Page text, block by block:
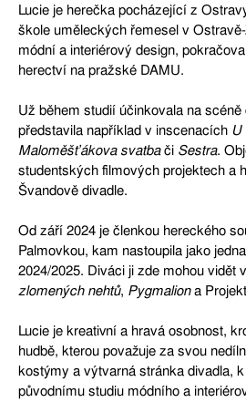
Lucie je herečka pocházející z
škole uměleckých řemesel v
módní a interiérový design,
herectví na pražské DAMU.
Už během studií účinkovala na
představila například v inscenacích U
Maloměšťákova svatbači Sestra.
studentských filmových projektech a
Švandově divadle.
Od září 2024 je členkou hereckého
Palmovkou, kam nastoupila jako
2024/2025. Diváci ji zde mohou vidět
zlomených nehtů, Pygmaliona
Lucie je kreativní a hravá osobnost,
hudbě, kterou považuje za svou
kostýmy a výtvarná stránka divadla,
původnímu studiu módního a